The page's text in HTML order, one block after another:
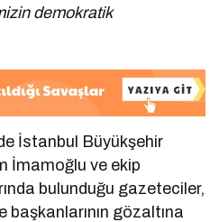
demokratik
İstanbul Büyükşehir
İmamoğlu ve ekip
bulunduğu gazeteciler,
başkanlarının gözaltına